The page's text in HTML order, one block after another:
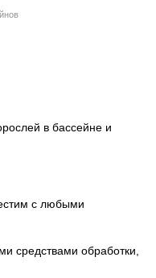
в бассейне и
с любыми
средствами обработки,